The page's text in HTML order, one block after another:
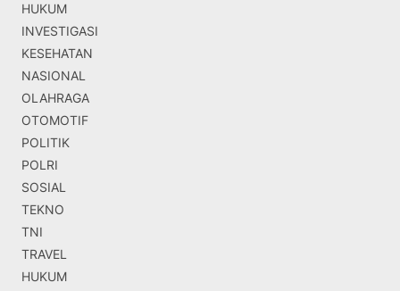
HUKUM
INVESTIGASI
KESEHATAN
NASIONAL
OLAHRAGA
OTOMOTIF
POLITIK
POLRI
SOSIAL
TEKNO
TNI
TRAVEL
HUKUM